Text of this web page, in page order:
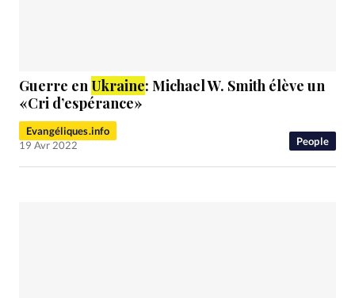
People
Guerre enUkraine: Michael W. Smith élève un
«Cri d’espérance»
Evangéliques.info
19 Avr 2022